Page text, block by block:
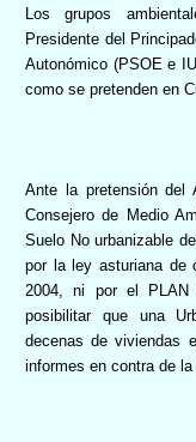
Los grupos
Presidente del
Autonómico (PSOE e
como se pretenden en
Ante la pretensión del
Consejero de Medio
Suelo No urbanizable
por la ley asturiana de
2004, ni por el PLAN
posibilitar que una
decenas de viviendas
informes en contra de la